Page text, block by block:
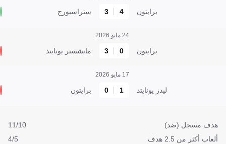
برايتون 4
3 ستراسبورج
24 مايو 2026
برايتون 0
3 مانشستر يونايتد
17 مايو 2026
ليدز يونايتد 1
0 برايتون
هدف مسجل (ضد)
11/10
ألعاب أكثر من 2.5 هدف
4/5